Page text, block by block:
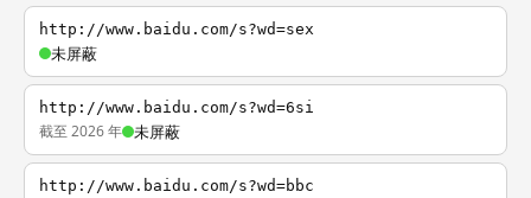
http://www.baidu.com/s?wd=sex
未屏蔽
http://www.baidu.com/s?wd=6si
截至 2026 年 未屏蔽
http://www.baidu.com/s?wd=bbc